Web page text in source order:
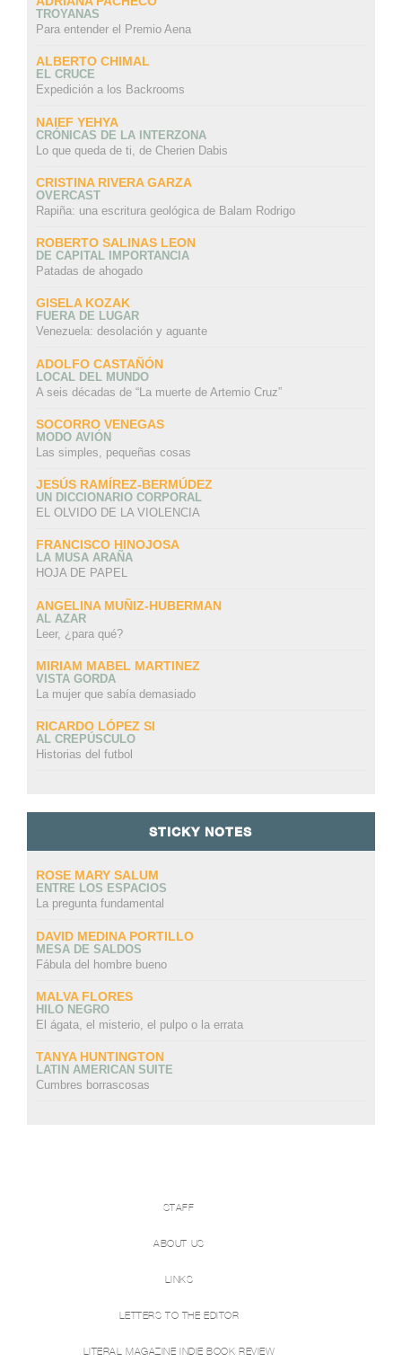
TROYANAS
Para entender el Premio Aena
ALBERTO CHIMAL
EL CRUCE
Expedición a los Backrooms
NAIEF YEHYA
CRÓNICAS DE LA INTERZONA
Lo que queda de ti, de Cherien Dabis
CRISTINA RIVERA GARZA
OVERCAST
Rapiña: una escritura geológica de Balam Rodrigo
ROBERTO SALINAS LEON
DE CAPITAL IMPORTANCIA
Patadas de ahogado
GISELA KOZAK
FUERA DE LUGAR
Venezuela: desolación y aguante
ADOLFO CASTAÑÓN
LOCAL DEL MUNDO
A seis décadas de “La muerte de Artemio Cruz”
SOCORRO VENEGAS
MODO AVIÓN
Las simples, pequeñas cosas
JESÚS RAMÍREZ-BERMÚDEZ
UN DICCIONARIO CORPORAL
EL OLVIDO DE LA VIOLENCIA
FRANCISCO HINOJOSA
LA MUSA ARAÑA
HOJA DE PAPEL
ANGELINA MUÑIZ-HUBERMAN
AL AZAR
Leer, ¿para qué?
MIRIAM MABEL MARTINEZ
VISTA GORDA
La mujer que sabía demasiado
RICARDO LÓPEZ SI
AL CREPÚSCULO
Historias del futbol
STICKY NOTES
ROSE MARY SALUM
ENTRE LOS ESPACIOS
La pregunta fundamental
DAVID MEDINA PORTILLO
MESA DE SALDOS
Fábula del hombre bueno
MALVA FLORES
HILO NEGRO
El ágata, el misterio, el pulpo o la errata
TANYA HUNTINGTON
LATIN AMERICAN SUITE
Cumbres borrascosas
STAFF
ABOUT US
LINKS
LETTERS TO THE EDITOR
LITERAL MAGAZINE INDIE BOOK REVIEW